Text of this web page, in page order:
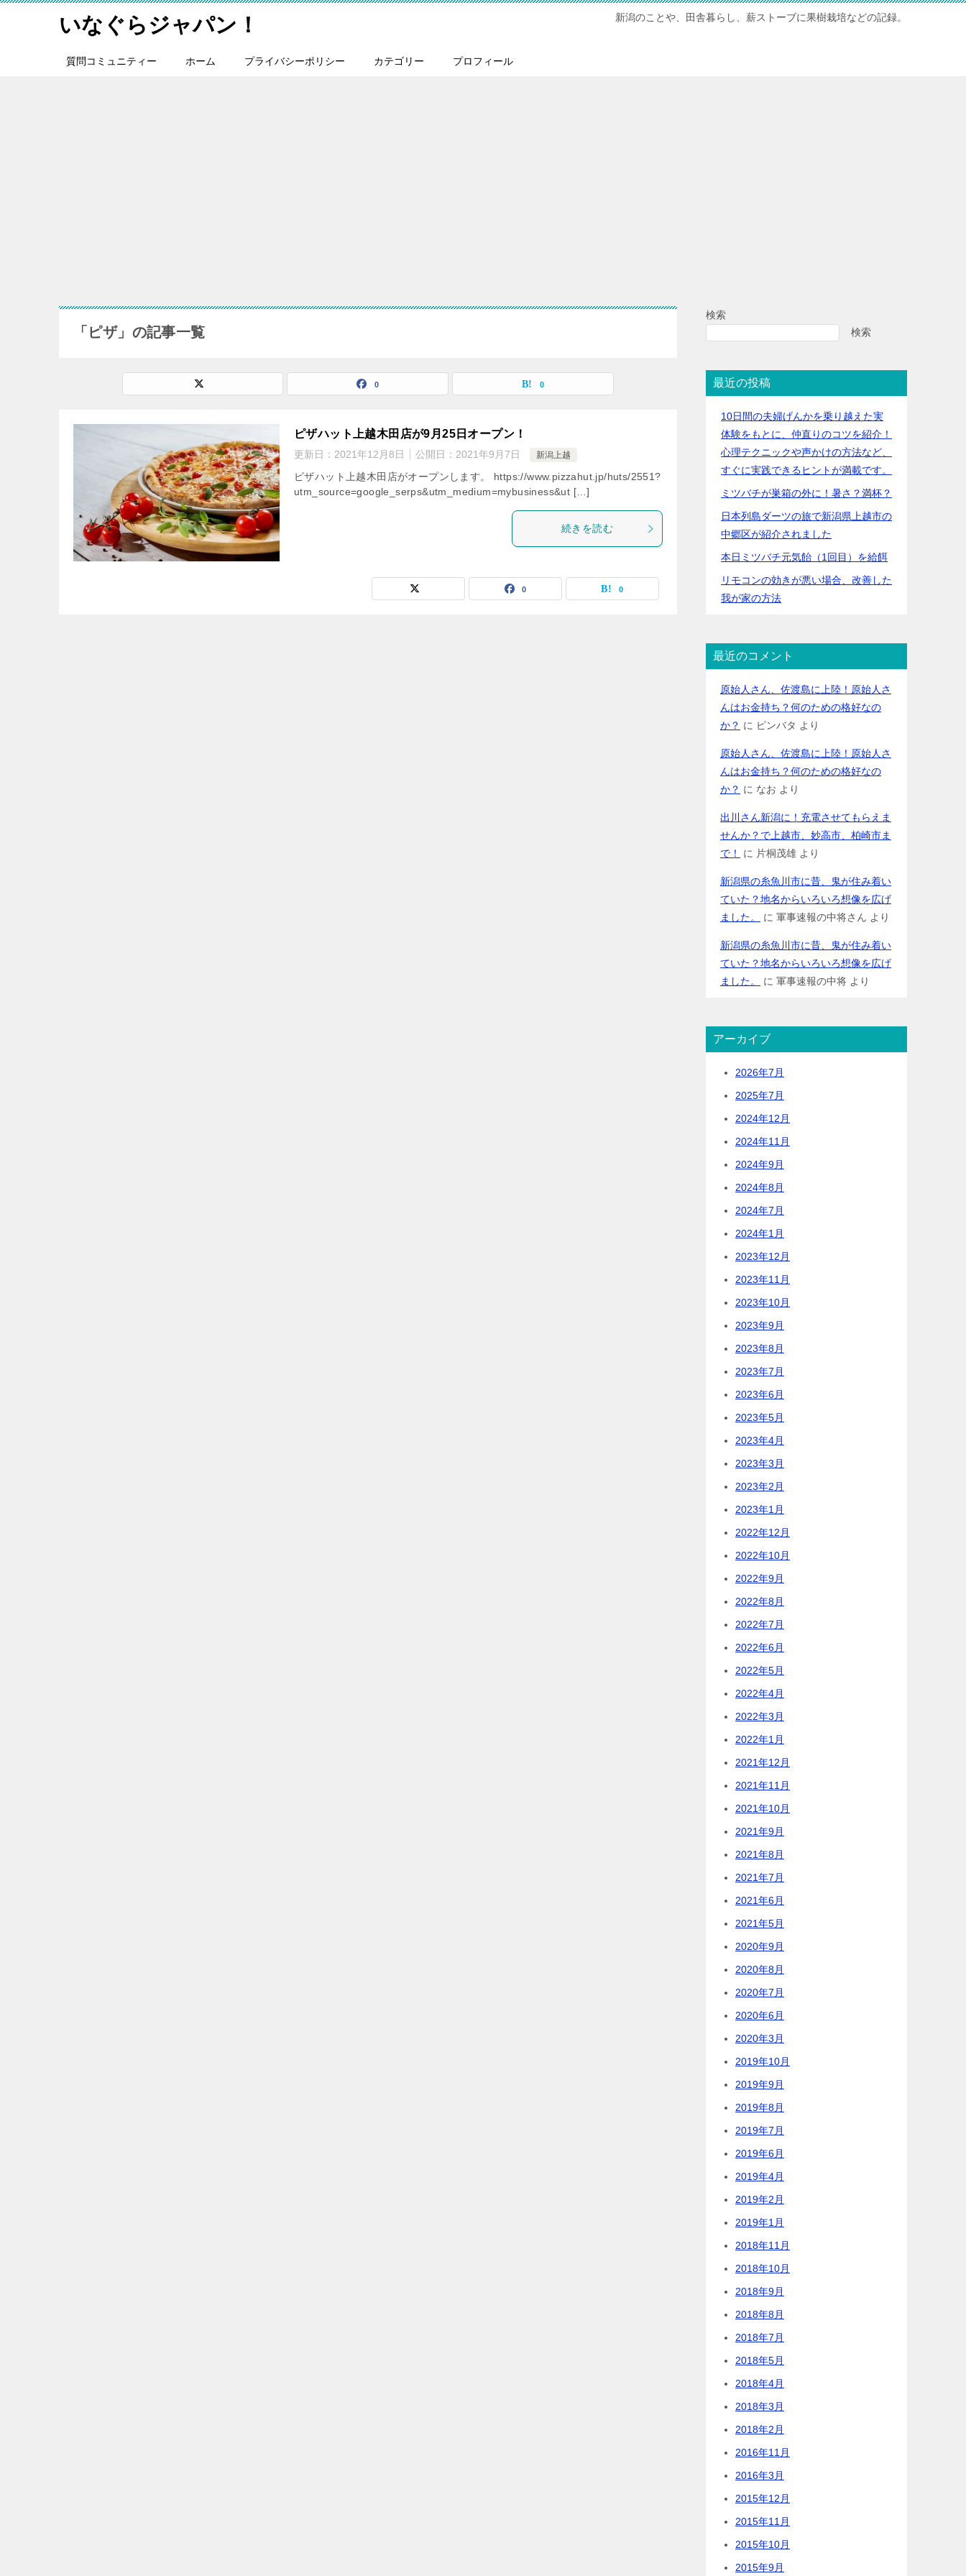
いなぐらジャパン！ 新潟のことや、田舎暮らし、薪ストーブに果樹栽培などの記録。
質問コミュニティー ホーム プライバシーポリシー カテゴリー プロフィール
「ピザ」の記事一覧
0 0
ピザハット上越木田店が9月25日オープン！
更新日： 2021年12月8日 公開日： 2021年9月7日 新潟上越
ピザハット上越木田店がオープンします。 https://www.pizzahut.jp/huts/2551?
utm_source=google_serps&utm_medium=mybusiness&ut […]
続きを読む
0 0
検索
検索
最近の投稿
10日間の夫婦げんかを乗り越えた実
体験をもとに、仲直りのコツを紹介！
心理テクニックや声かけの方法など、
すぐに実践できるヒントが満載です。
ミツバチが巣箱の外に！暑さ？満杯？
日本列島ダーツの旅で新潟県上越市の
中郷区が紹介されました
本日ミツバチ元気飴（1回目）を給餌
リモコンの効きが悪い場合、改善した
我が家の方法
最近のコメント
原始人さん、佐渡島に上陸！原始人さ
んはお金持ち？何のための格好なの
か？ に ピンバタ より
原始人さん、佐渡島に上陸！原始人さ
んはお金持ち？何のための格好なの
か？ に なお より
出川さん新潟に！充電させてもらえま
せんか？で上越市、妙高市、柏崎市ま
で！
に 片桐茂雄 より
新潟県の糸魚川市に昔、鬼が住み着い
ていた？地名からいろいろ想像を広げ
ました。
に 軍事速報の中将さん より
新潟県の糸魚川市に昔、鬼が住み着い
ていた？地名からいろいろ想像を広げ
ました。
に 軍事速報の中将 より
アーカイブ
2026年7月
2025年7月
2024年12月
2024年11月
2024年9月
2024年8月
2024年7月
2024年1月
2023年12月
2023年11月
2023年10月
2023年9月
2023年8月
2023年7月
2023年6月
2023年5月
2023年4月
2023年3月
2023年2月
2023年1月
2022年12月
2022年10月
2022年9月
2022年8月
2022年7月
2022年6月
2022年5月
2022年4月
2022年3月
2022年1月
2021年12月
2021年11月
2021年10月
2021年9月
2021年8月
2021年7月
2021年6月
2021年5月
2020年9月
2020年8月
2020年7月
2020年6月
2020年3月
2019年10月
2019年9月
2019年8月
2019年7月
2019年6月
2019年4月
2019年2月
2019年1月
2018年11月
2018年10月
2018年9月
2018年8月
2018年7月
2018年5月
2018年4月
2018年3月
2018年2月
2016年11月
2016年3月
2015年12月
2015年11月
2015年10月
2015年9月